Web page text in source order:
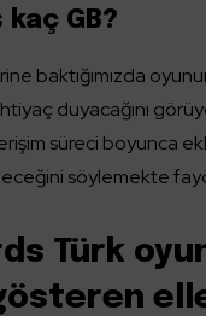
GB?
baktığımızda
duyacağını
süreci boyunca
söylemekte
Türk